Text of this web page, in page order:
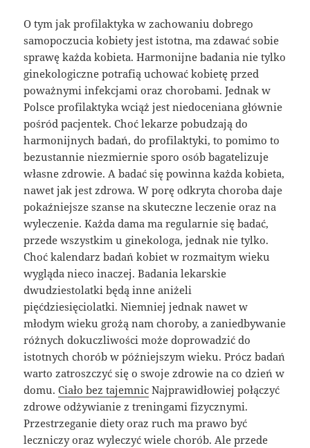
O tym jak profilaktyka w zachowaniu dobrego
samopoczucia kobiety jest istotna, ma zdawać sobie
sprawę każda kobieta. Harmonijne badania nie tylko
ginekologiczne potrafią uchować kobietę przed
poważnymi infekcjami oraz chorobami. Jednak w
Polsce profilaktyka wciąż jest niedoceniana głównie
pośród pacjentek. Choć lekarze pobudzają do
harmonijnych badań, do profilaktyki, to pomimo to
bezustannie niezmiernie sporo osób bagatelizuje
własne zdrowie. A badać się powinna każda kobieta,
nawet jak jest zdrowa. W porę odkryta choroba daje
pokaźniejsze szanse na skuteczne leczenie oraz na
wyleczenie. Każda dama ma regularnie się badać,
przede wszystkim u ginekologa, jednak nie tylko.
Choć kalendarz badań kobiet w rozmaitym wieku
wygląda nieco inaczej. Badania lekarskie
dwudziestolatki będą inne aniżeli
pięćdziesięciolatki. Niemniej jednak nawet w
młodym wieku grożą nam choroby, a zaniedbywanie
różnych dokuczliwości może doprowadzić do
istotnych chorób w późniejszym wieku. Prócz badań
warto zatroszczyć się o swoje zdrowie na co dzień w
domu.Ciało bez tajemnic Najprawidłowiej połączyć
zdrowe odżywianie z treningami fizycznymi.
Przestrzeganie diety oraz ruch ma prawo być
leczniczy oraz wyleczyć wiele chorób. Ale przede